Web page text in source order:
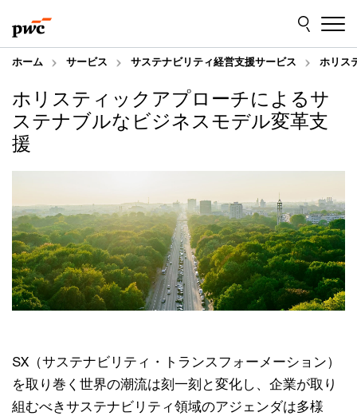
to
content
to
footer
ホーム サービス サステナビリティ経営支援サービス ホリス
ホリスティックアプローチによるサ
ステナブルなビジネスモデル変革支
援
SX（サステナビリティ・トランスフォーメーション）
を取り巻く世界の潮流は刻一刻と変化し、企業が取り
組むべきサステナビリティ領域のアジェンダは多様